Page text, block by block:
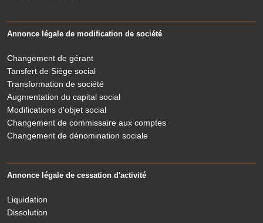
Annonce légale de modification de société
Changement de gérant
Tansfert de Siège social
Transformation de société
Augmentation du capital social
Modifications d'objet social
Changement de commissaire aux comptes
Changement de dénomination sociale
Annonce légale de cessation d'activité
Liquidation
Dissolution